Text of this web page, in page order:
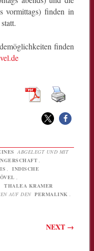
vormittags) finden in
finden
ABGELEGT UND MIT
INDISCHE
THALEA KRAMER
AUF DEN PERMALINK
NEXT →